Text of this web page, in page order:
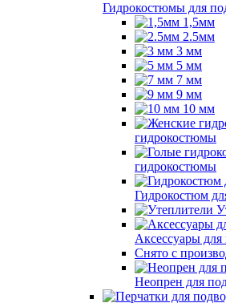
Гидрокостюмы для
1,5мм
2.5мм
3 мм
5 мм
7 мм
9 мм
10 мм
гидрокостюмы
гидрокостюмы
Гидрокостюм
Аксессуары
Снято с
Неопрен для